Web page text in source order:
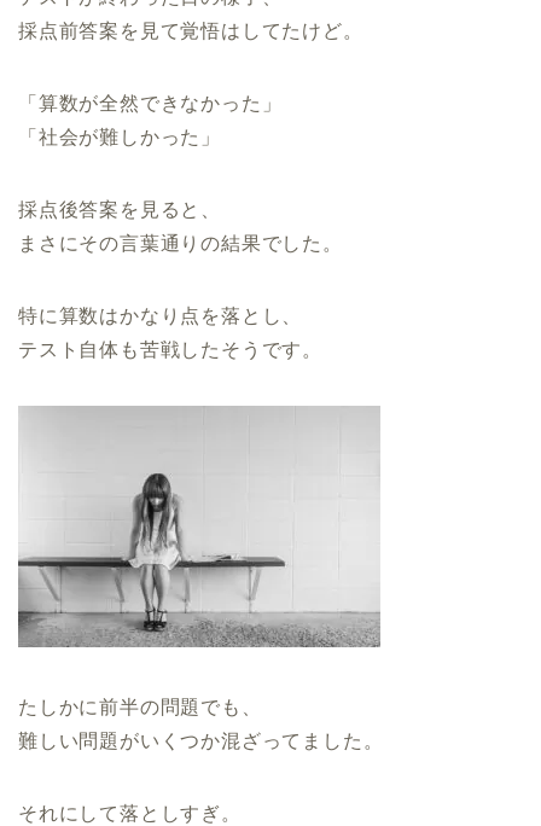
採点前答案を見て覚悟はしてたけど。
「算数が全然できなかった」
「社会が難しかった」
採点後答案を見ると、
まさにその言葉通りの結果でした。
特に算数はかなり点を落とし、
テスト自体も苦戦したそうです。
たしかに前半の問題でも、
難しい問題がいくつか混ざってました。
それにして落としすぎ。